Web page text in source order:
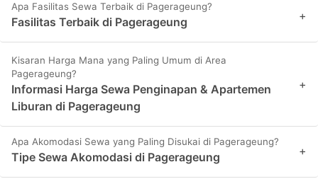
Apa Fasilitas Sewa Terbaik di Pagerageung?
Fasilitas Terbaik di Pagerageung +
Kisaran Harga Mana yang Paling Umum di Area
Pagerageung?
Informasi Harga Sewa Penginapan & Apartemen
Liburan di Pagerageung
+
Apa Akomodasi Sewa yang Paling Disukai di Pagerageung?
Tipe Sewa Akomodasi di Pagerageung +